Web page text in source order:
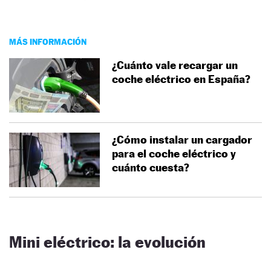
MÁS INFORMACIÓN
¿Cuánto vale recargar un
coche eléctrico en España?
¿Cómo instalar un cargador
para el coche eléctrico y
cuánto cuesta?
Mini eléctrico: la evolución